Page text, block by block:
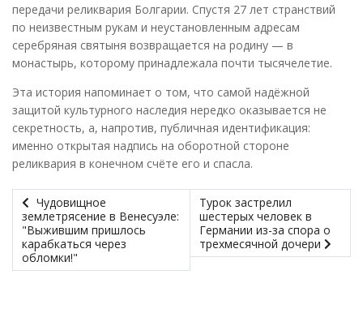
передачи реликвария Болгарии. Спустя 27 лет странствий
по неизвестным рукам и неустановленным адресам
серебряная святыня возвращается на родину — в
монастырь, которому принадлежала почти тысячелетие.
Эта история напоминает о том, что самой надёжной
защитой культурного наследия нередко оказывается не
секретность, а, напротив, публичная идентификация:
именно открытая надпись на оборотной стороне
реликвария в конечном счёте его и спасла.
Чудовищное
землетрясение в Венесуэле:
"Выжившим пришлось
карабкаться через
обломки!"
Турок застрелил
шестерых человек в
Германии из-за спора о
трехмесячной дочери